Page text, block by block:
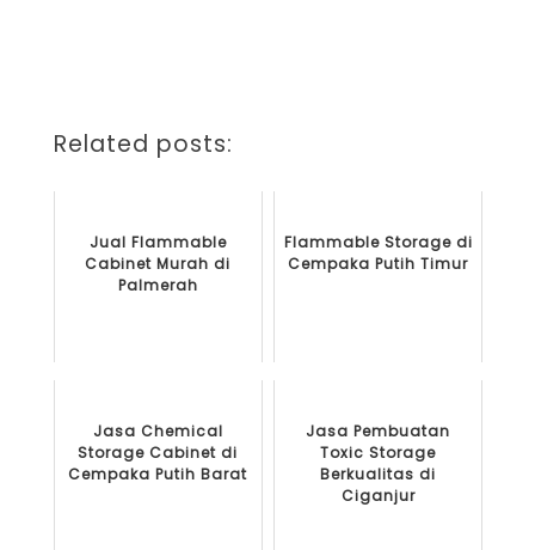
Related posts:
Jual Flammable
Cabinet Murah di
Palmerah
Flammable Storage di
Cempaka Putih Timur
Jasa Chemical
Storage Cabinet di
Cempaka Putih Barat
Jasa Pembuatan
Toxic Storage
Berkualitas di
Ciganjur